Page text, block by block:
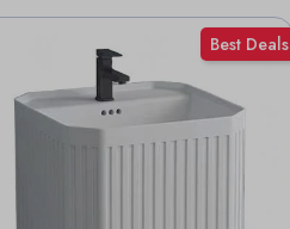
Best Deals